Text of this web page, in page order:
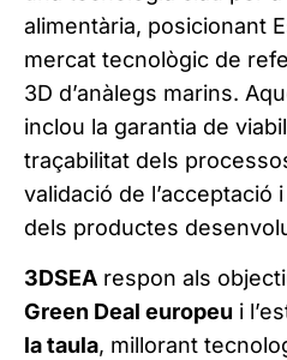
alimentària, posicionant
mercat tecnològic de
3D d’anàlegs marins.
inclou la garantia de
traçabilitat dels
validació de l’acceptació
dels productes
3DSEA respon als
Green Deal europeu i
la taula, millorant